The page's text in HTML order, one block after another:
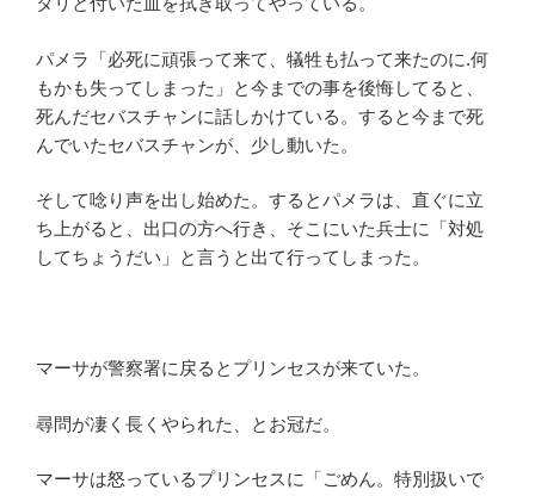
パメラ「必死に頑張って来て、犠牲も払って来たのに.何
もかも失ってしまった」と今までの事を後悔してると、
死んだセバスチャンに話しかけている。すると今まで死
んでいたセバスチャンが、少し動いた。
そして唸り声を出し始めた。するとパメラは、直ぐに立
ち上がると、出口の方へ行き、そこにいた兵士に「対処
してちょうだい」と言うと出て行ってしまった。
マーサが警察署に戻るとプリンセスが来ていた。
尋問が凄く長くやられた、とお冠だ。
マーサは怒っているプリンセスに「ごめん。特別扱いで